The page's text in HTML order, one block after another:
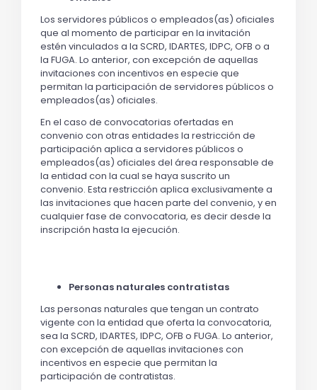
Los servidores públicos o empleados(as) oficiales
que al momento de participar en la invitación
estén vinculados a la SCRD, IDARTES, IDPC, OFB o a
la FUGA. Lo anterior, con excepción de aquellas
invitaciones con incentivos en especie que
permitan la participación de servidores públicos o
empleados(as) oficiales.
En el caso de convocatorias ofertadas en
convenio con otras entidades la restricción de
participación aplica a servidores públicos o
empleados(as) oficiales del área responsable de
la entidad con la cual se haya suscrito un
convenio. Esta restricción aplica exclusivamente a
las invitaciones que hacen parte del convenio, y en
cualquier fase de convocatoria, es decir desde la
inscripción hasta la ejecución.
Personas naturales contratistas
Las personas naturales que tengan un contrato
vigente con la entidad que oferta la convocatoria,
sea la SCRD, IDARTES, IDPC, OFB o FUGA. Lo anterior,
con excepción de aquellas invitaciones con
incentivos en especie que permitan la
participación de contratistas.